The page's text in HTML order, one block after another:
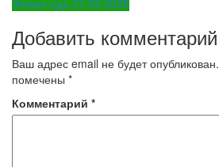
по
записям
Живая еда 27.09.2025
Добавить комментарий
Ваш адрес email не будет опубликован.
помечены *
Комментарий *